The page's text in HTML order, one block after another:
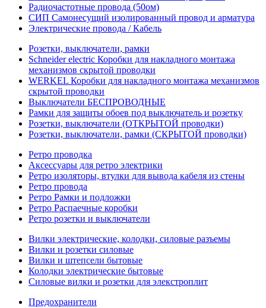
Радиочастотные провода (50ом)
СИП Самонесущий изолированный провод и арматура
Электрические провода / Кабель
Розетки, выключатели, рамки
Schneider electric Коробки для накладного монтажа
механизмов скрытой проводки
WERKEL Коробки для накладного монтажа механизмов
скрытой проводки
Выключатели БЕСПРОВОДНЫЕ
Рамки для защиты обоев под выключатель и розетку
Розетки, выключатели (ОТКРЫТОЙ проводки)
Розетки, выключатели, рамки (СКРЫТОЙ проводки)
Ретро проводка
Аксессуары для ретро электрики
Ретро изоляторы, втулки для вывода кабеля из стены
Ретро провода
Ретро Рамки и подложки
Ретро Распаечные коробки
Ретро розетки и выключатели
Вилки электрические, колодки, силовые разъемы
Вилки и розетки силовые
Вилки и штепсели бытовые
Колодки электрические бытовые
Силовые вилки и розетки для элекстроплит
Предохранители